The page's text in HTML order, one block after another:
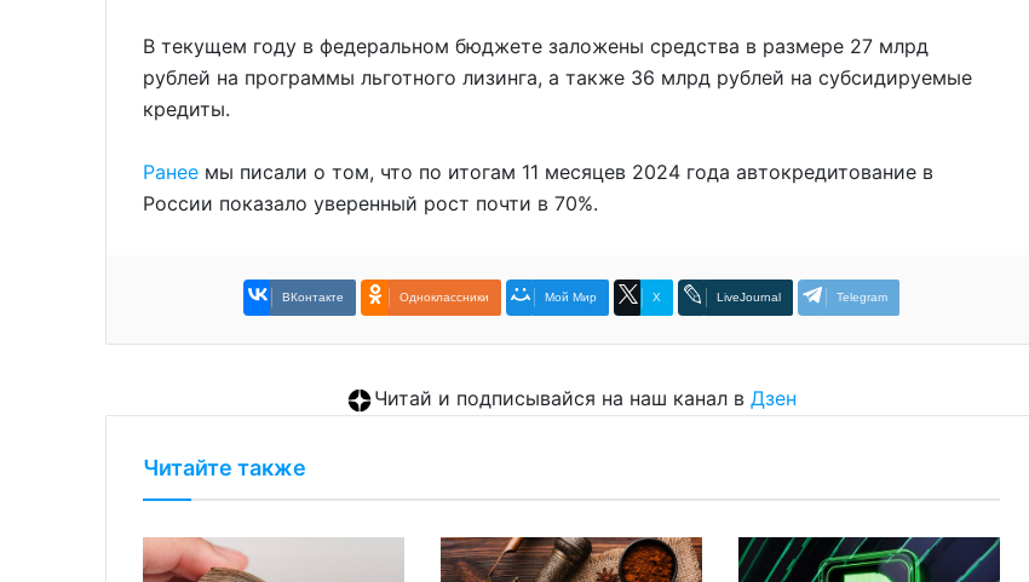
В текущем году в федеральном бюджете заложены средства в размере 27 млрд
рублей на программы льготного лизинга, а также 36 млрд рублей на субсидируемые
кредиты.
Ранее мы писали о том, что по итогам 11 месяцев 2024 года автокредитование в
России показало уверенный рост почти в 70%.
ВКонтакте Одноклассники Мой Мир X LiveJournal Telegram
Читай и подписывайся на наш канал в Дзен
Читайте также